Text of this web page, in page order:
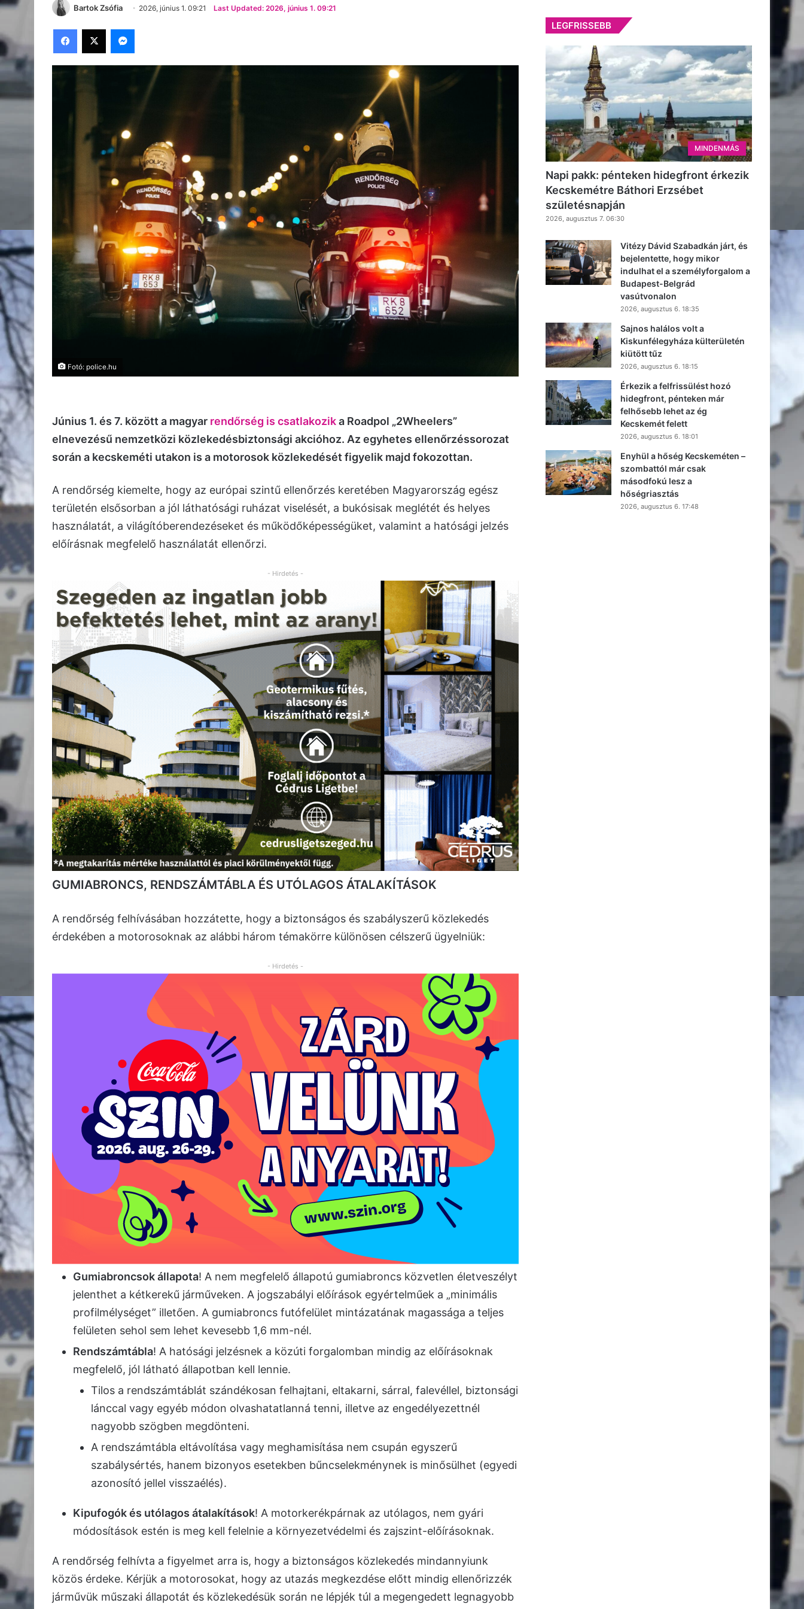
Bartok Zsófia 2026, június 1. 09:21 Last Updated: 2026, június 1. 09:21
Facebook
X Messenger
Fotó: police.hu
Június 1. és 7. között a magyar rendőrség is csatlakozika Roadpol „2Wheelers”
elnevezésű nemzetközi közlekedésbiztonsági akcióhoz. Az egyhetes ellenőrzéssorozat
során a kecskeméti utakon is a motorosok közlekedését figyelik majd fokozottan.
A rendőrség kiemelte, hogy az európai szintű ellenőrzés keretében Magyarország egész
területén elsősorban a jól láthatósági ruházat viselését, a bukósisak meglétét és helyes
használatát, a világítóberendezéseket és működőképességüket, valamint a hatósági jelzés
előírásnak megfelelő használatát ellenőrzi.
- Hirdetés -
GUMIABRONCS, RENDSZÁMTÁBLA ÉS UTÓLAGOS ÁTALAKÍTÁSOK
A rendőrség felhívásában hozzátette, hogy a biztonságos és szabályszerű közlekedés
érdekében a motorosoknak az alábbi három témakörre különösen célszerű ügyelniük:
- Hirdetés -
Gumiabroncsok állapota! A nem megfelelő állapotú gumiabroncs közvetlen életveszélyt
jelenthet a kétkerekű járműveken. A jogszabályi előírások egyértelműek a „minimális
profilmélységet” illetően. A gumiabroncs futófelület mintázatának magassága a teljes
felületen sehol sem lehet kevesebb 1,6 mm-nél.
Rendszámtábla! A hatósági jelzésnek a közúti forgalomban mindig az előírásoknak
megfelelő, jól látható állapotban kell lennie.
Tilos a rendszámtáblát szándékosan felhajtani, eltakarni, sárral, falevéllel, biztonsági
lánccal vagy egyéb módon olvashatatlanná tenni, illetve az engedélyezettnél
nagyobb szögben megdönteni.
A rendszámtábla eltávolítása vagy meghamisítása nem csupán egyszerű
szabálysértés, hanem bizonyos esetekben bűncselekménynek is minősülhet (egyedi
azonosító jellel visszaélés).
Kipufogók és utólagos átalakítások! A motorkerékpárnak az utólagos, nem gyári
módosítások estén is meg kell felelnie a környezetvédelmi és zajszint-előírásoknak.
A rendőrség felhívta a figyelmet arra is, hogy a biztonságos közlekedés mindannyiunk
közös érdeke. Kérjük a motorosokat, hogy az utazás megkezdése előtt mindig ellenőrizzék
járművük műszaki állapotát és közlekedésük során ne lépjék túl a megengedett legnagyobb
LEGFRISSEBB
MINDENMÁS
Napi pakk: pénteken hidegfront érkezik
Kecskemétre Báthori Erzsébet
születésnapján
2026, augusztus 7. 06:30
Vitézy Dávid Szabadkán járt, és
bejelentette, hogy mikor
indulhat el a személyforgalom a
Budapest-Belgrád
vasútvonalon
2026, augusztus 6. 18:35
Sajnos halálos volt a
Kiskunfélegyháza külterületén
kiütött tűz
2026, augusztus 6. 18:15
Érkezik a felfrissülést hozó
hidegfront, pénteken már
felhősebb lehet az ég
Kecskemét felett
2026, augusztus 6. 18:01
Enyhül a hőség Kecskeméten –
szombattól már csak
másodfokú lesz a
hőségriasztás
2026, augusztus 6. 17:48